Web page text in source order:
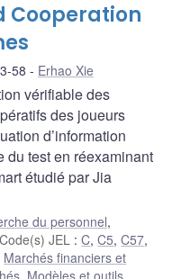
Cooperation
58 Erhao Xie
vérifiable des
des joueurs
d’information
du test en réexaminant
étudié par Jia
du personnel,
Code(s) JEL :C,C5,C57,
Marchés financiers et